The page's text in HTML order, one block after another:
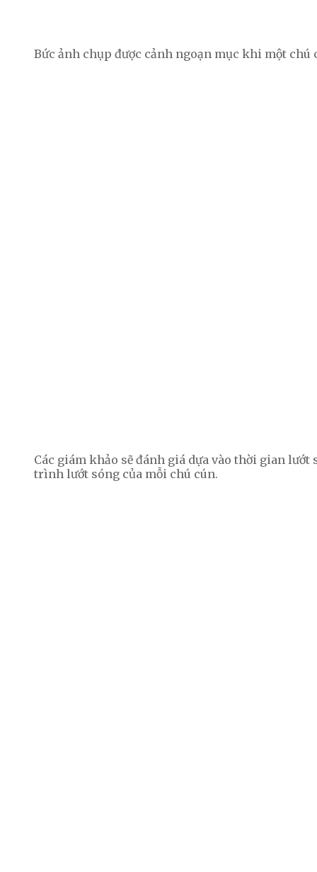
Bức ảnh chụp được cảnh ngoạn mục khi một
Các giám khảo sẽ đánh giá dựa vào thời gian
trình lướt sóng của mỗi chú cún.